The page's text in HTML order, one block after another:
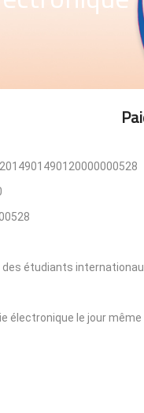
étudiants
électronique le jour